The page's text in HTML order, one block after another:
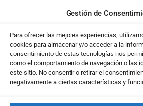
Gestión de
Para ofrecer las mejores experiencias,
cookies para almacenar y/o acceder a la
consentimiento de estas tecnologías nos
como el comportamiento de navegación o las
este sitio. No consentir o retirar el
negativamente a ciertas características y